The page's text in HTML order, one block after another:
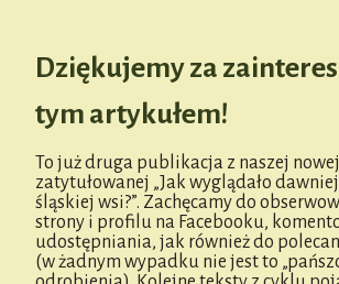
Dziękujemy za
tym artykułem!
To już druga publikacja z naszej
zatytułowanej „Jak wyglądało
śląskiej wsi?”. Zachęcamy do
strony i profilu na Facebooku,
udostępniania, jak również do
(w żadnym wypadku nie jest to